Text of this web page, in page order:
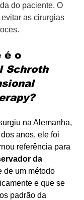
do paciente. O
as cirurgias
é o
Schroth
na Alemanha,
anos, ele foi
referência para
da
de um método
e que se
padrão da